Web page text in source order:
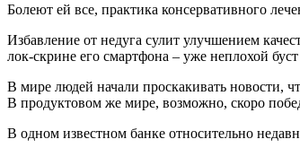
Болеют ей все, практика консервативного
Избавление от недуга сулит улучшением
лок-скрине его смартфона – уже неплохой буст
В мире людей начали проскакивать новости,
В продуктовом же мире, возможно, скоро
В одном известном банке относительно